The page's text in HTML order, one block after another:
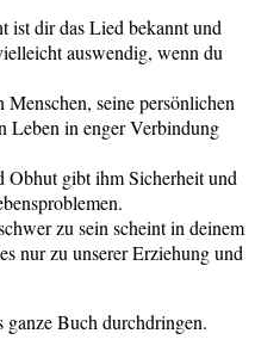
ist dir das Lied bekannt und
auswendig, wenn du
seine persönlichen
Leben in enger Verbindung
Obhut gibt ihm Sicherheit und
zu sein scheint in deinem
nur zu unserer Erziehung und
ganze Buch durchdringen.